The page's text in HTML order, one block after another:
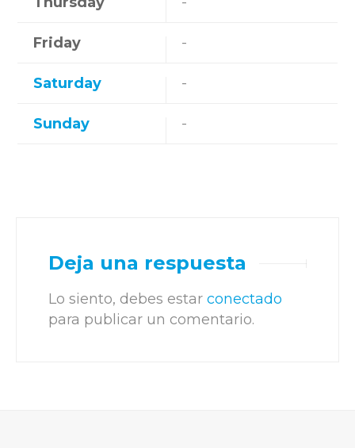
Friday -
Saturday -
Sunday -
Deja una respuesta
Lo siento, debes estar conectado
para publicar un comentario.